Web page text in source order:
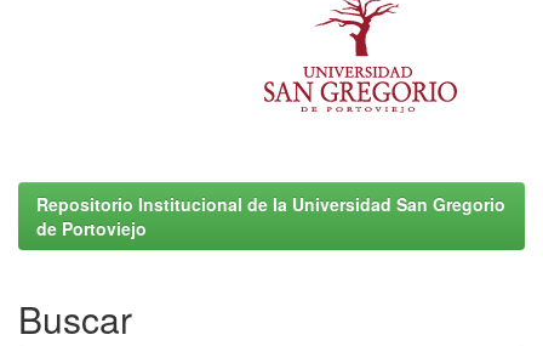
Repositorio Institucional de la Universidad San Gregorio
de Portoviejo
Buscar